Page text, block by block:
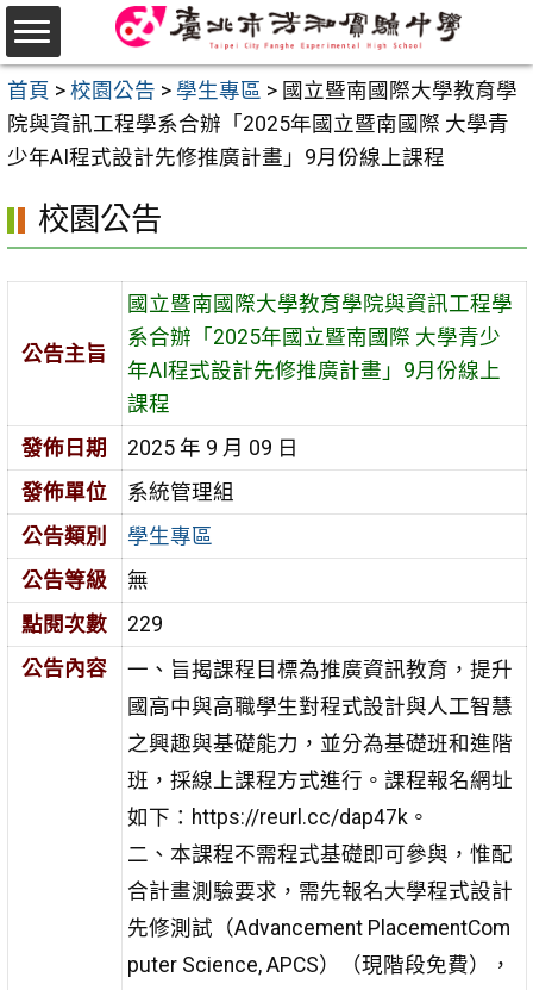
跳
至
主
要
內
首頁 > 校園公告 > 學生專區 > 國立暨南國際大學教育學
院與資訊工程學系合辦「2025年國立暨南國際 大學青
少年AI程式設計先修推廣計畫」9月份線上課程
校園公告
公告主旨
國立暨南國際大學教育學院與資訊工程學
系合辦「2025年國立暨南國際 大學青少
年AI程式設計先修推廣計畫」9月份線上
課程
發佈日期
2025 年 9 月 09 日
發佈單位
系統管理組
公告類別
學生專區
公告等級
無
點閱次數
229
公告內容
一、旨揭課程目標為推廣資訊教育，提升
國高中與高職學生對程式設計與人工智慧
之興趣與基礎能力，並分為基礎班和進階
班，採線上課程方式進行。課程報名網址
如下：https://reurl.cc/dap47k。
二、本課程不需程式基礎即可參與，惟配
合計畫測驗要求，需先報名大學程式設計
先修測試（Advancement PlacementCom
puter Science, APCS）（現階段免費），
選
單